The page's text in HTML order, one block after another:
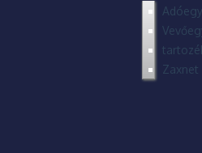
Zaxnet